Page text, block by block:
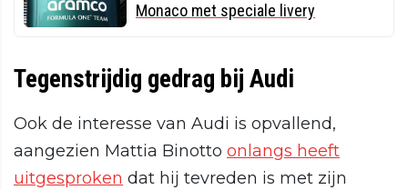
Monaco met speciale livery
Tegenstrijdig gedrag bij Audi
Ook de interesse van Audi is opvallend,
aangezien Mattia Binotto onlangs heeft
uitgesproken dat hij tevreden is met zijn